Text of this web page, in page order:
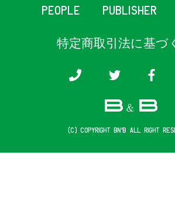
PEOPLE PUBLISHER
特定商取引法に基づ
(c) COPYRIGHT B&B ALL RIGHT